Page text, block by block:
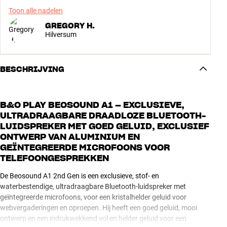
Toon alle nadelen
GREGORY H.
Hilversum
BESCHRIJVING
B&O PLAY BEOSOUND A1 – EXCLUSIEVE,
ULTRADRAAGBARE DRAADLOZE BLUETOOTH-
LUIDSPREKER MET GOED GELUID, EXCLUSIEF
ONTWERP VAN ALUMINIUM EN
GEÏNTEGREERDE MICROFOONS VOOR
TELEFOONGESPREKKEN
De Beosound A1 2nd Gen is een exclusieve, stof- en
waterbestendige, ultradraagbare Bluetooth-luidspreker met
geïntegreerde microfoons, voor een kristalhelder geluid voor
webvergaderingen en oproepen. Hij heeft een goed geluid, mooi
ontwerp en een indrukwekkend vol en helder geluid voor een